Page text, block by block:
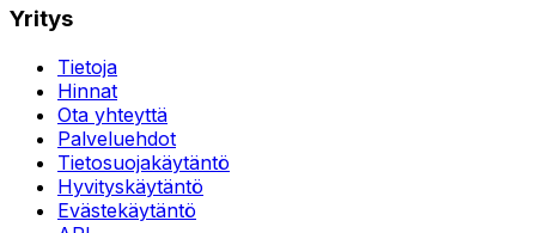
Yritys
Tietoja
Hinnat
Ota yhteyttä
Palveluehdot
Tietosuojakäytäntö
Hyvityskäytäntö
Evästekäytäntö